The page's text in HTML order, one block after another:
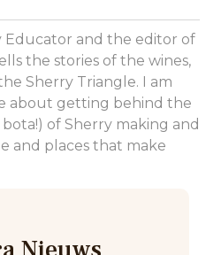
Educator and the editor of
the stories of the wines,
Sherry Triangle. I am
about getting behind the
of Sherry making and
and places that make